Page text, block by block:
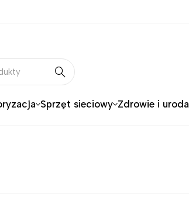
Sprzęt sieciowy Zdrowie i uroda